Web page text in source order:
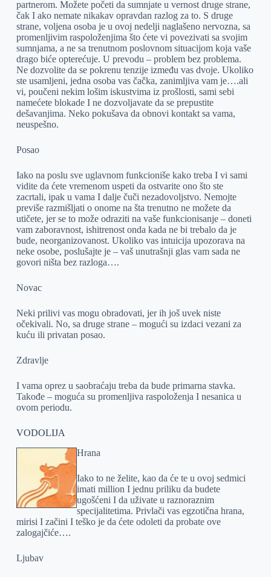
partnerom. Možete početi da sumnjate u vernost druge strane,
čak I ako nemate nikakav opravdan razlog za to. S druge
strane, voljena osoba je u ovoj nedelji naglašeno nervozna, sa
promenljivim raspoloženjima što ćete vi povezivati sa svojim
sumnjama, a ne sa trenutnom poslovnom situacijom koja vaše
drago biće opterećuje. U prevodu – problem bez problema.
Ne dozvolite da se pokrenu tenzije između vas dvoje. Ukoliko
ste usamljeni, jedna osoba vas čačka, zanimljiva vam je….ali
vi, poučeni nekim lošim iskustvima iz prošlosti, sami sebi
namećete blokade I ne dozvoljavate da se prepustite
dešavanjima. Neko pokušava da obnovi kontakt sa vama,
neuspešno.
Posao
Iako na poslu sve uglavnom funkcioniše kako treba I vi sami
vidite da ćete vremenom uspeti da ostvarite ono što ste
zacrtali, ipak u vama I dalje čuči nezadovoljstvo. Nemojte
previše razmišljati o onome na šta trenutno ne možete da
utičete, jer se to može odraziti na vaše funkcionisanje – doneti
vam zaboravnost, ishitrenost onda kada ne bi trebalo da je
bude, neorganizovanost. Ukoliko vas intuicija upozorava na
neke osobe, poslušajte je – vaš unutrašnji glas vam sada ne
govori ništa bez razloga….
Novac
Neki prilivi vas mogu obradovati, jer ih još uvek niste
očekivali. No, sa druge strane – mogući su izdaci vezani za
kuću ili privatan posao.
Zdravlje
I vama oprez u saobraćaju treba da bude primarna stavka.
Takođe – moguća su promenljiva raspoloženja I nesanica u
ovom periodu.
VODOLIJA
Hrana
Iako to ne želite, kao da će te u ovoj sedmici
imati million I jednu priliku da budete
ugošćeni I da uživate u raznoraznim
specijalitetima. Privlači vas egzotična hrana,
mirisi I začini I teško je da ćete odoleti da probate ove
zalogajčiće….
Ljubav